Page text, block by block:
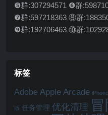
❺群:307294571 ❻群
❼群:597218363 ⑧群
❾群:192706463 ⑩群
标签
Adobe Apple Arcade iPhone
版 任务管理 优化清理